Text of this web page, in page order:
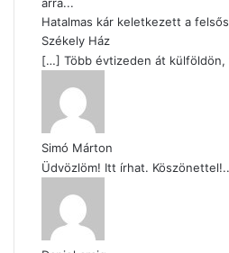
Hatalmas kár keletkezett a
Székely Ház
[…] Több évtizeden át külföldön,
Simó Márton
Üdvözlöm! Itt írhat.